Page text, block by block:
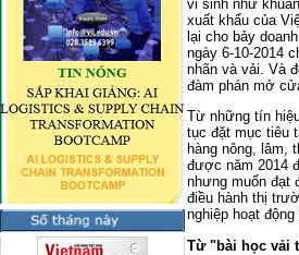
vi sinh như
xuất khẩu của
lại cho bảy
ngày 6-10-2014
nhãn và vải. Và
đàm phán mở
Từ những tín
tục đặt mục tiêu
hàng nông, lâm,
được năm 2014
nhưng muốn đạt
điều hành thị
nghiệp hoạt
Từ "bài học vải